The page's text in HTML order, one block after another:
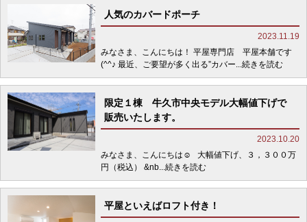
人気のカバードポーチ
2023.11.19
みなさま、こんにちは！ 平屋専門店 平屋本舗です
(^^♪ 最近、ご要望が多く出る”カバー...続きを読む
限定１棟 牛久市中央モデル大幅値下げで
販売いたします。
2023.10.20
みなさま、こんにちは☺ 大幅値下げ、３，３００万
円（税込） &nb...続きを読む
平屋といえばロフト付き！